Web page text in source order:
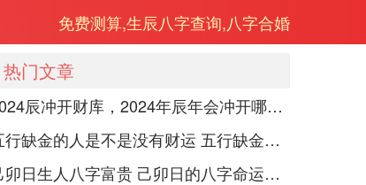
免费测算,生辰八字查询,八字合婚
热门文章
2024辰冲开财库，2024年辰年会冲开哪些人的财库
五行缺金的人是不是没有财运 五行缺金的人命运好不好
己卯日生人八字富贵 己卯日的八字命运如何